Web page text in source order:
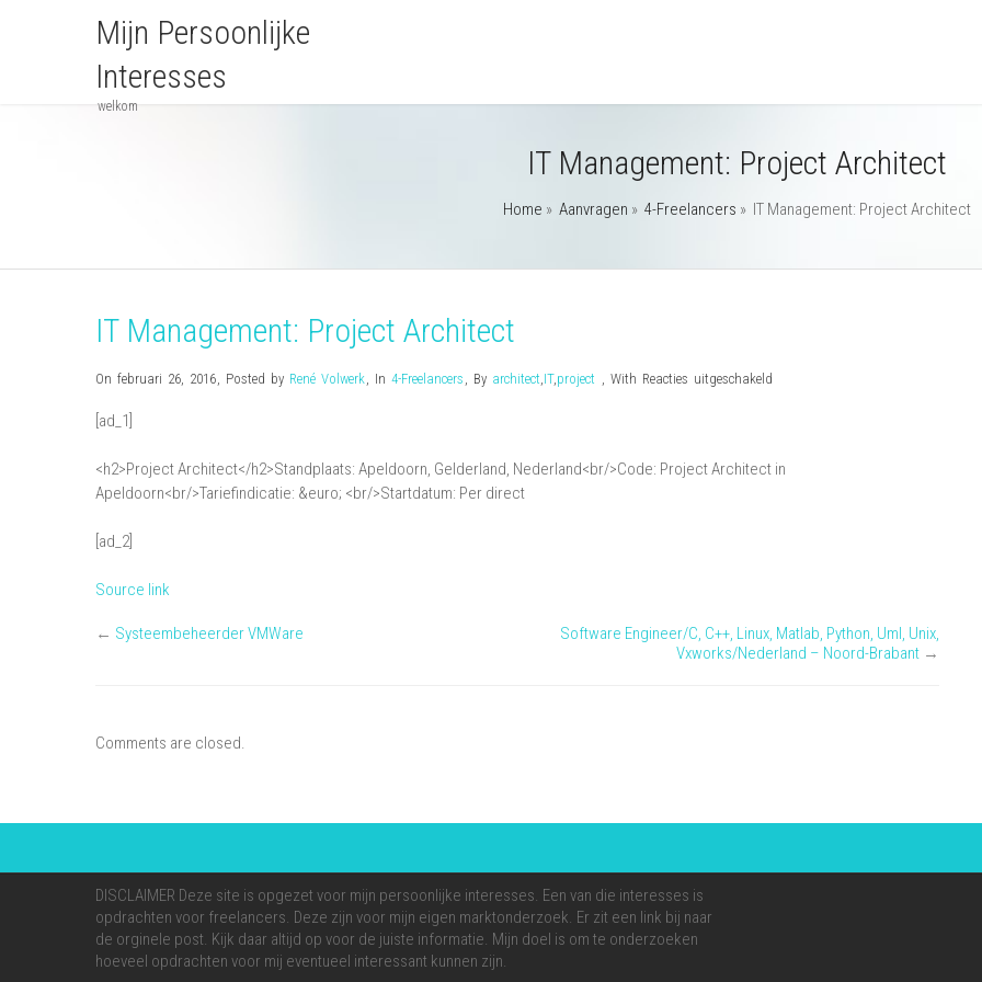
Mijn Persoonlijke
Interesses
welkom
IT Management: Project Architect
Home » Aanvragen » 4-Freelancers » IT Management: Project Architect
IT Management: Project Architect
On februari 26, 2016, Posted by René Volwerk, In 4-Freelancers , By architect,IT,project , With Reacties uitgeschakeld
Project
[ad_1]
<h2>Project Architect</h2>Standplaats: Apeldoorn, Gelderland, Nederland<br/>Code: Project Architect in
Apeldoorn<br/>Tariefindicatie: &euro; <br/>Startdatum: Per direct
[ad_2]
Source link
← Systeembeheerder VMWare
Software Engineer/C, C++, Linux, Matlab, Python, Uml, Unix,
Vxworks/Nederland – Noord-Brabant →
Comments are closed.
DISCLAIMER Deze site is opgezet voor mijn persoonlijke interesses. Een van die interesses is
opdrachten voor freelancers. Deze zijn voor mijn eigen marktonderzoek. Er zit een link bij naar
de orginele post. Kijk daar altijd op voor de juiste informatie. Mijn doel is om te onderzoeken
hoeveel opdrachten voor mij eventueel interessant kunnen zijn.